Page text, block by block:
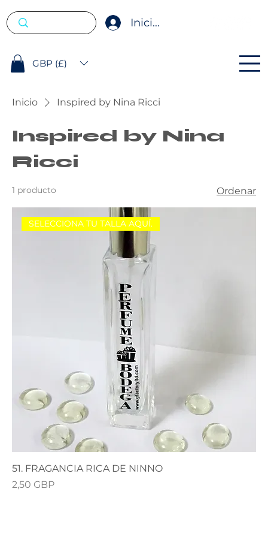
Iniciar sesión
GBP (£)
Inicio Inspired by Nina Ricci
Inspired by Nina
Ricci
1 producto Ordenar
SELECCIONA TU TALLA AQUÍ.
51. FRAGANCIA RICA DE NINNO
Precio
2,50 GBP